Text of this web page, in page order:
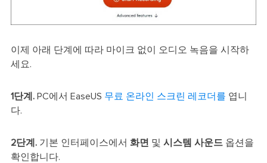
이제 아래 단계에 따라 마이크 없이 오디오 녹음을 시작하
세요.
1단계.PC에서 EaseUS 무료 온라인 스크린 레코더를 엽니
다.
2단계.기본 인터페이스에서 화면 및 시스템 사운드옵션을
확인합니다.